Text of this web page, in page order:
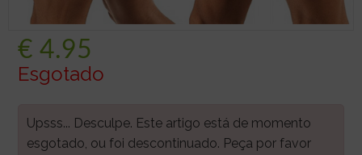
€ 4.95
Esgotado
Upsss... Desculpe. Este artigo está de momento
esgotado, ou foi descontinuado. Peça por favor